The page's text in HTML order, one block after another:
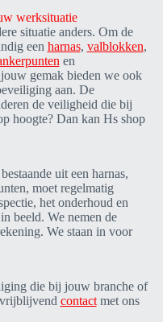
werksituatie
situatie anders. Om de
een harnas, valblokken,
en
gemak bieden we ook
aan. De
de veiligheid die bij
hoogte? Dan kan Hs shop
uit een harnas,
moet regelmatig
het onderhoud en
beeld. We nemen de
We staan in voor
die bij jouw branche of
contactmet ons